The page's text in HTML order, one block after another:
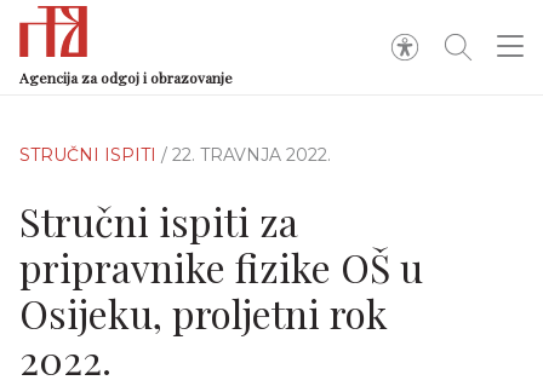
Agencija za odgoj i obrazovanje
STRUČNI ISPITI / 22. TRAVNJA 2022.
Stručni ispiti za
pripravnike fizike OŠ u
Osijeku, proljetni rok
2022.